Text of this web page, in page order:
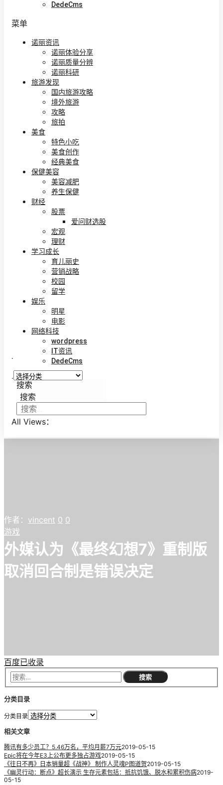
DedeCms
菜单
诺丽资讯
诺丽体验分享
诺丽质量分辨
诺丽科研
旅游发现
国内旅游攻略
境外旅游
攻略
旅拍
美食
特色小吃
美食创作
经典美食
保健美容
美容减肥
养生保健
财经
股票
爱问财选股
宏观
理财
学习成长
育儿丽史
营销战略
校园
留学
娱乐
明星
电影
网络科技
wordpress
IT资讯
DedeCms
.
.
搜索
搜索
All Views：
作者： vincent 0 0
游戏
外媒认为《最终幻想7》重制版
取消回合制是错误决定
百度已收录
分类目录
分类目录
相关文章
腾讯有多少员工？5.46万名，平均月薪7万元2019-05-15
Epic将在今年E3上公布更多独占游戏2019-05-15
《往日不再》日本销量超《战神》 制作人灵魂P图道贺2019-05-15
《幽灵行动：断点》超长演示 生存元素包括：抵抗饥饿、脱水和累积伤病2019-
05-15